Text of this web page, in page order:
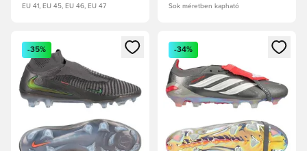
EU 41, EU 45, EU 46, EU 47 Sok méretben kapható
Megnyit egy modált a bejelentkezéshez vagy a tagként
-35%
Megnyit egy modált a
-34%